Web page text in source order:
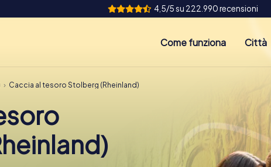
4,5/5 su 222.990 recensioni
Come funziona Città
Caccia al tesoro Stolberg (Rheinland)